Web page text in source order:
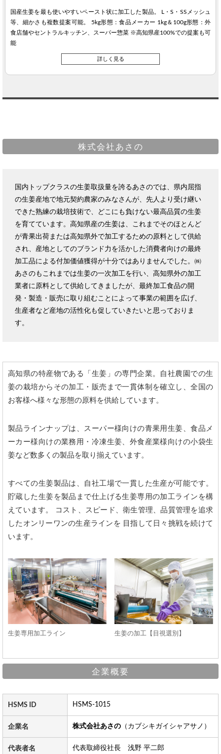
国産生姜を最も使いやすいペースト状に加工した製品。 L・S・SSメッシュ
等、細かさも複数提案可能。 5kg形態：食品メーカー 1kg＆100g形態：外
食店舗やセントラルキッチン、スーパー惣菜 ※高知県産100%での提案も可
能
詳しく見る
株式会社あさの
国内トップクラスの生姜取扱量を誇るあさのでは、県内屈指
の生姜産地で地元契約農家のみなさんが、先人より受け継い
できた熟練の栽培技術で、どこにも負けない最高品質の生姜
を育てています。高知県産の生姜は、これまでそのほとんど
が青果出荷または高知県外で加工するための原料として供給
され、産地としてのブランド力を活かした消費者向けの最終
加工品による付加価値獲得が十分ではありませんでした。㈱
あさのもこれまでは生姜の一次加工を行い、高知県外の加工
業者に原料として供給してきましたが、最終加工食品の開
発・製造・販売に取り組むことによって事業の範囲を広げ、
生産者など産地の活性化も促していきたいと思っておりま
す。
高知県の特産物である「生姜」の専門企業。自社農園での生
姜の栽培からその加工・販売まで一貫体制を確立し、全国の
お客様へ様々な形態の原料を供給しています。
製品ラインナップは、スーパー様向けの青果用生姜、食品メ
ーカー様向けの業務用・冷凍生姜、外食産業様向けの小袋生
姜など数多くの製品を取り揃えています。
すべての生姜製品は、自社工場で一貫した生産が可能です。
貯蔵した生姜を製品まで仕上げる生姜専用の加工ラインを構
えています。 コスト、スピード、衛生管理、品質管理を追求
したオンリーワンの生産ラインを 目指して日々挑戦を続けて
います。
生姜専用加工ライン 生姜の加工【目視選別】
企業概要
HSMS ID HSMS-1015
企業名 株式会社あさの （カブシキガイシャアサノ）
代表者名 代表取締役社長 浅野 平二郎